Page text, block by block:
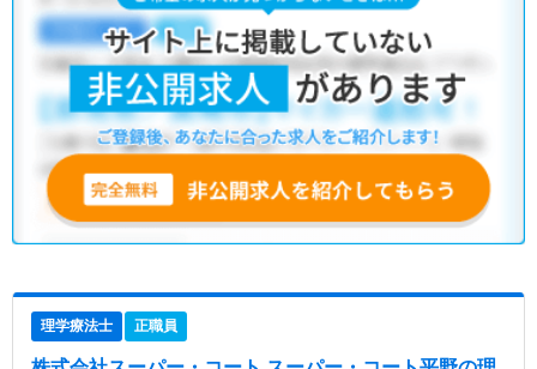
理学療法士 正職員